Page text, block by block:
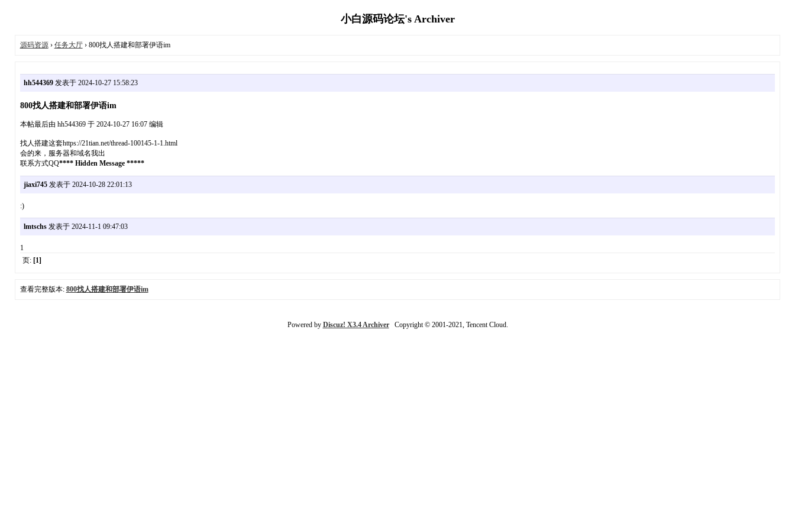
小白源码论坛's Archiver
源码资源› 任务大厅› 800找人搭建和部署伊语im
hh544369发表于 2024-10-27 15:58:23
800找人搭建和部署伊语im
本帖最后由 hh544369 于 2024-10-27 16:07 编辑
找人搭建这套https://21tian.net/thread-100145-1-1.html
会的来，服务器和域名我出
联系方式QQ**** Hidden Message *****
jiaxi745发表于 2024-10-28 22:01:13
:)
lmtschs发表于 2024-11-1 09:47:03
1
页: [1]
查看完整版本: 800找人搭建和部署伊语im
Powered by Discuz! X3.4 ArchiverCopyright © 2001-2021, Tencent Cloud.